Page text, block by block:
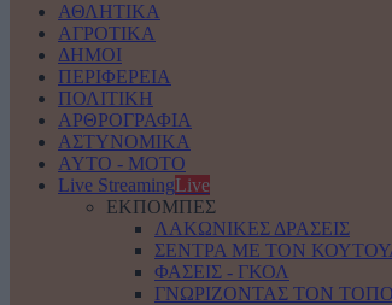
ΑΘΛΗΤΙΚΑ
ΑΓΡΟΤΙΚΑ
ΔΗΜΟΙ
ΠΕΡΙΦΕΡΕΙΑ
ΠΟΛΙΤΙΚΗ
ΑΡΘΡΟΓΡΑΦΙΑ
ΑΣΤΥΝΟΜΙΚΑ
AYTO - MOTO
Live StreamingLive
ΕΚΠΟΜΠΕΣ
ΛΑΚΩΝΙΚΕΣ ΔΡΑΣΕΙΣ
ΣΕΝΤΡΑ ΜΕ ΤΟΝ
ΦΑΣΕΙΣ - ΓΚΟΛ
ΓΝΩΡΙΖΟΝΤΑΣ ΤΟΝ